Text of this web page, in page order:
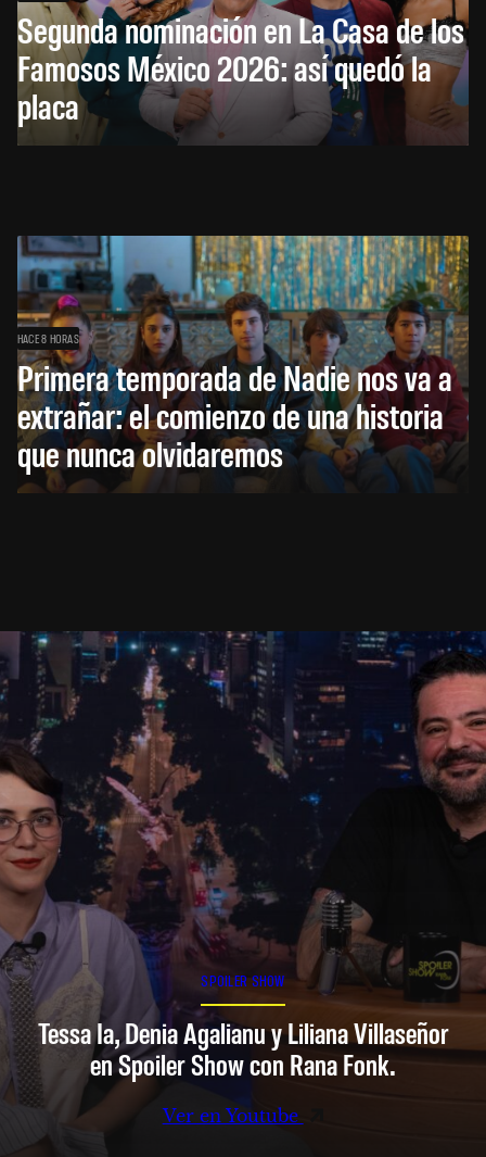
Segunda nominación en La Casa de los
Famosos México 2026: así quedó la
placa
HACE 8 HORAS
Primera temporada de Nadie nos va a
extrañar: el comienzo de una historia
que nunca olvidaremos
SPOILER SHOW
Tessa Ia, Denia Agalianu y Liliana Villaseñor
en Spoiler Show con Rana Fonk.
Ver en Youtube